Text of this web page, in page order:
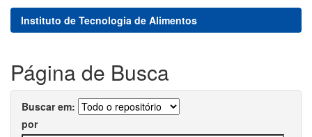
Instituto de Tecnologia de Alimentos
Página de Busca
Buscar em:
por